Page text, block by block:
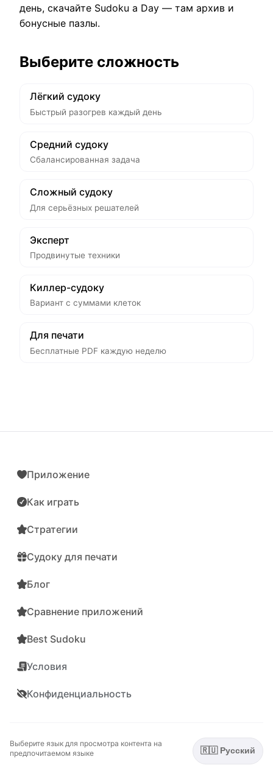
день, скачайте Sudoku a Day — там архив и
бонусные пазлы.
Выберите сложность
Лёгкий судоку
Быстрый разогрев каждый день
Средний судоку
Сбалансированная задача
Сложный судоку
Для серьёзных решателей
Эксперт
Продвинутые техники
Киллер-судоку
Вариант с суммами клеток
Для печати
Бесплатные PDF каждую неделю
Приложение
Как играть
Стратегии
Судоку для печати
Блог
Сравнение приложений
Best Sudoku
Условия
Конфиденциальность
Выберите язык для просмотра контента на
предпочитаемом языке
🇷🇺 Русский